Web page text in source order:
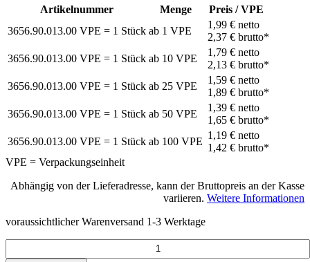
Artikelnummer Menge
Preis / VPE
3656.90.013.00 VPE = 1 Stück ab 1 VPE
1,99 €netto
2,37 €brutto*
3656.90.013.00 VPE = 1 Stück ab 10 VPE
1,79 €netto
2,13 €brutto*
3656.90.013.00 VPE = 1 Stück ab 25 VPE
1,59 €netto
1,89 €brutto*
3656.90.013.00 VPE = 1 Stück ab 50 VPE
1,39 €netto
1,65 €brutto*
3656.90.013.00 VPE = 1 Stück ab 100 VPE
1,19 €netto
1,42 €brutto*
VPE = Verpackungseinheit
Abhängig von der Lieferadresse, kann der Bruttopreis an der Kasse
variieren. Weitere Informationen
voraussichtlicher Warenversand 1-3 Werktage